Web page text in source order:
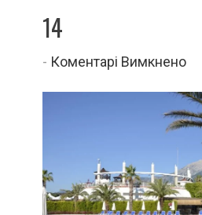
14
- Коментарі Вимкненодо
14